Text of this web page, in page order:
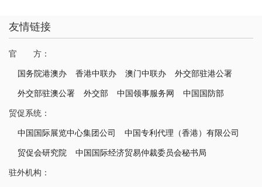
友情链接
官 方：
国务院港澳办 香港中联办 澳门中联办 外交部驻港公署
外交部驻澳公署 外交部 中国领事服务网 中国国防部
贸促系统：
中国国际展览中心集团公司 中国专利代理（香港）有限公司
贸促会研究院 中国国际经济贸易仲裁委员会秘书局
驻外机构：